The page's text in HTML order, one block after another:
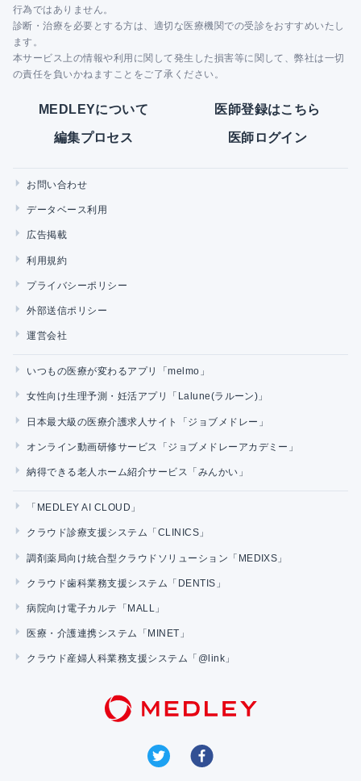
行為ではありません。
診断・治療を必要とする方は、適切な医療機関での受診をおすすめいたし
ます。
本サービス上の情報や利用に関して発生した損害等に関して、弊社は一切
の責任を負いかねますことをご了承ください。
MEDLEYについて 医師登録はこちら
編集プロセス 医師ログイン
お問い合わせ
データベース利用
広告掲載
利用規約
プライバシーポリシー
外部送信ポリシー
運営会社
いつもの医療が変わるアプリ「melmo」
女性向け生理予測・妊活アプリ「Lalune(ラルーン)」
日本最大級の医療介護求人サイト「ジョブメドレー」
オンライン動画研修サービス「ジョブメドレーアカデミー」
納得できる老人ホーム紹介サービス「みんかい」
「MEDLEY AI CLOUD」
クラウド診療支援システム「CLINICS」
調剤薬局向け統合型クラウドソリューション「MEDIXS」
クラウド歯科業務支援システム「DENTIS」
病院向け電子カルテ「MALL」
医療・介護連携システム「MINET」
クラウド産婦人科業務支援システム「@link」